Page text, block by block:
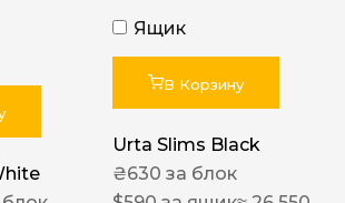
Ящик
В Корзину
Urta Slims Black
₴630 за блок